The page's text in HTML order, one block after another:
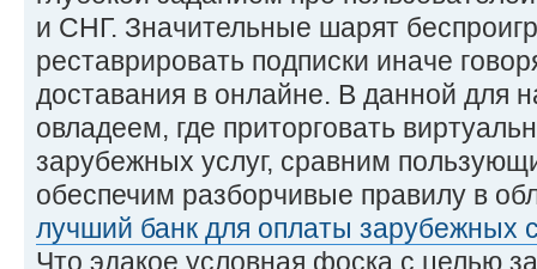
и СНГ. Значительные шарят
реставрировать подписки иначе
доставания в онлайне. В данной для
овладеем, где приторговать
зарубежных услуг, сравним
обеспечим разборчивые правилу в
лучший банк для оплаты зарубежных
Что эдакое условная фоска с целью